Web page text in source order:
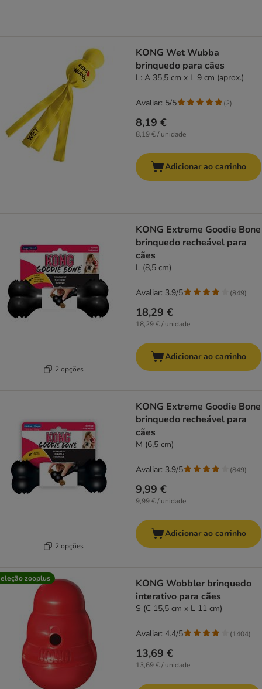
KONG Wet Wubba
brinquedo para cães
L: A 35,5 cm x L 9 cm (aprox.)
8,19 €
8,19 € / unidade
Avaliar: 5/5 (2)
Adicionar ao carrinho
2 opções
KONG Extreme Goodie Bone
brinquedo recheável para
cães
L (8,5 cm)
18,29 €
18,29 € / unidade
Avaliar: 3.9/5 (849)
Adicionar ao carrinho
2 opções
KONG Extreme Goodie Bone
brinquedo recheável para
cães
M (6,5 cm)
9,99 €
9,99 € / unidade
Avaliar: 3.9/5 (849)
Adicionar ao carrinho
zooplus
KONG Wobbler brinquedo
interativo para cães
S (C 15,5 cm x L 11 cm)
13,69 €
13,69 € / unidade
Avaliar: 4.4/5 (1404)